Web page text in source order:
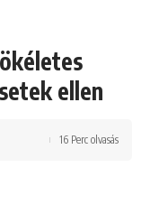
ellen
16 Perc olvasás